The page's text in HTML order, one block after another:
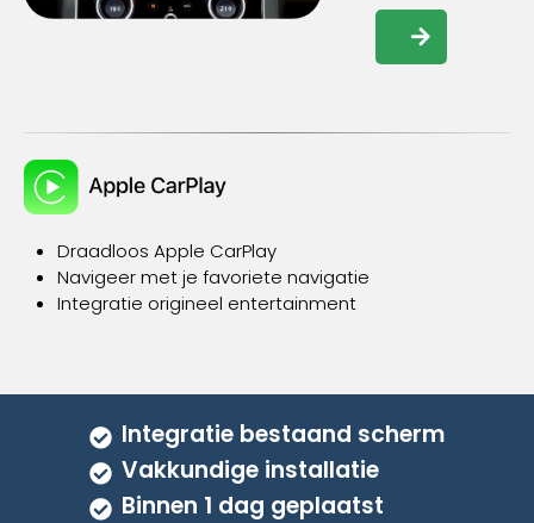
Dit
product
variaties.
Draadloos Apple CarPlay
Navigeer met je favoriete navigatie
Integratie origineel entertainment
Integratie bestaand scherm
Vakkundige installatie
Binnen 1 dag geplaatst